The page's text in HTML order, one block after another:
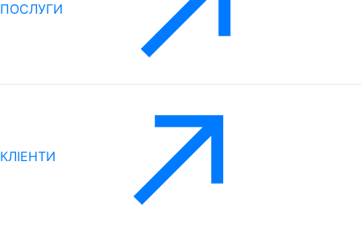
ПОСЛУГИ
КЛІЕНТИ